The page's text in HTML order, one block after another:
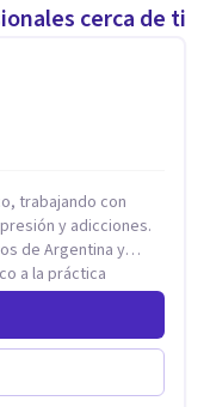
cerca de ti
trabajando con
de Argentina y
a la práctica
basadas en
Los
en brindar
permitan
basadas en la